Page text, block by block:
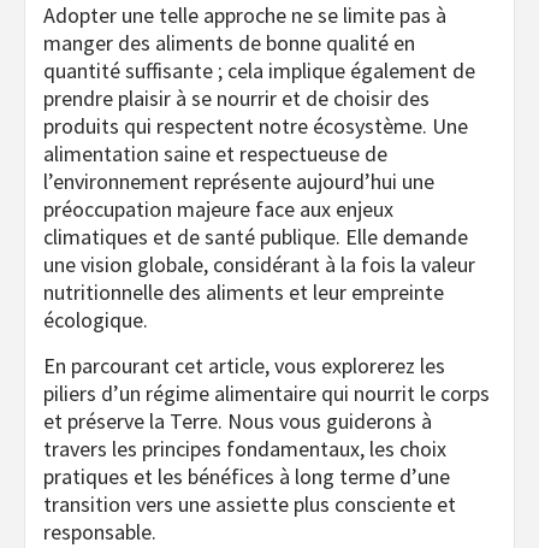
Adopter une telle approche ne se limite pas à
manger des aliments de bonne qualité en
quantité suffisante ; cela implique également de
prendre plaisir à se nourrir et de choisir des
produits qui respectent notre écosystème. Une
alimentation saine et respectueuse de
l’environnement représente aujourd’hui une
préoccupation majeure face aux enjeux
climatiques et de santé publique. Elle demande
une vision globale, considérant à la fois la valeur
nutritionnelle des aliments et leur empreinte
écologique.
En parcourant cet article, vous explorerez les
piliers d’un régime alimentaire qui nourrit le corps
et préserve la Terre. Nous vous guiderons à
travers les principes fondamentaux, les choix
pratiques et les bénéfices à long terme d’une
transition vers une assiette plus consciente et
responsable.